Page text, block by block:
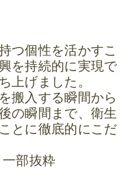
つ個性を活かすこ
を持続的に実現で
上げました。
搬入する瞬間から
の瞬間まで、衛生
とに徹底的にこだ
一部抜粋